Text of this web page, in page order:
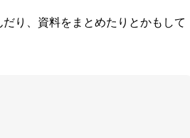
り、資料をまとめたりとかもして